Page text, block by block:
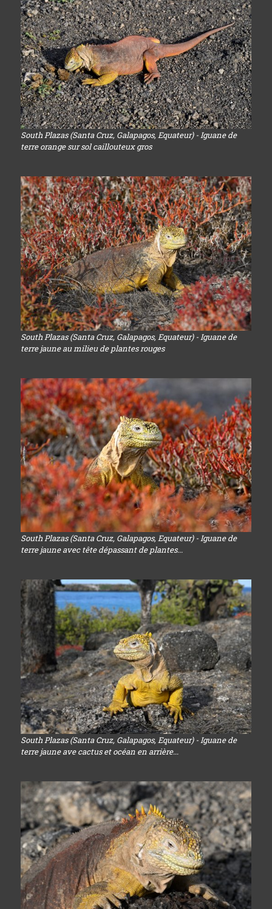
South Plazas (Santa Cruz, Galapagos, Equateur) - Iguane de
terre orange sur sol caillouteux gros
South Plazas (Santa Cruz, Galapagos, Equateur) - Iguane de
terre jaune au milieu de plantes rouges
South Plazas (Santa Cruz, Galapagos, Equateur) - Iguane de
terre jaune avec tête dépassant de plantes...
South Plazas (Santa Cruz, Galapagos, Equateur) - Iguane de
terre jaune ave cactus et océan en arrière...